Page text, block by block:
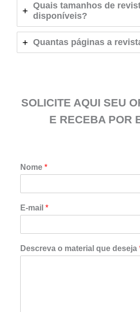
Quais tamanhos de
disponíveis?
Quantas páginas a
SOLICITE AQUI SEU
E RECEBA POR
Nome *
q
u
q
e
E-mail *
Descreva o material que deseja